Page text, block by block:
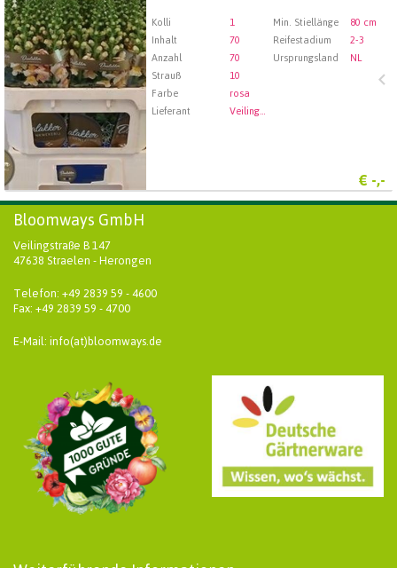
Kolli 1 Min. Stiellänge
80 cm
Inhalt
70 Reifestadium
2-3
Anzahl
70 Ursprungsland
NL
Strauß
10
Farbe
rosa
Lieferant
Veiling Rhein-Maas GmbH & Co. KG
€ -,-
Wählen Sie zuerst ein Abfartdatum.
Bloomways GmbH
Veilingstraße B 147
47638 Straelen - Herongen
Telefon: +49 2839 59 - 4600
Fax: +49 2839 59 - 4700
E-Mail: info(at)bloomways.de